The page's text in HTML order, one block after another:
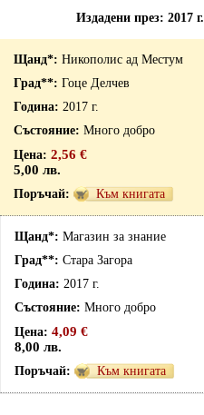
Издадени през: 2017 г.
Никополис ад Местум
Гоце Делчев
2017 г.
Много добро
2,56 €
5,00 лв.
Към книгата
Магазин за знание
Стара Загора
2017 г.
Много добро
4,09 €
8,00 лв.
Към книгата